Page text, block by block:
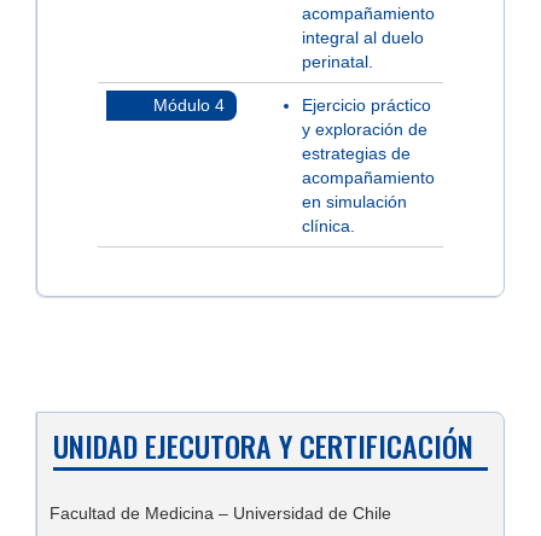
acompañamiento
integral al duelo
perinatal.
Módulo 4
Ejercicio práctico
y exploración de
estrategias de
acompañamiento
en simulación
clínica.
UNIDAD EJECUTORA Y CERTIFICACIÓN
Facultad de Medicina – Universidad de Chile